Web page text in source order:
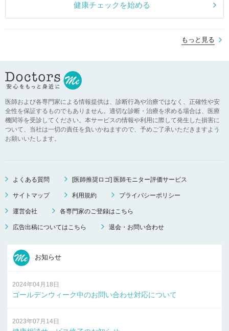
健康チェックを始める
もっと見る
医師および各専門家による情報提供は、診断行為や治療ではなく、正確性や安
全性を保証するものでもありません。適切な診断・治療を求める場合は、医療
機関等を受診してください。本サービスの情報や利用に際して発生した損害に
ついて、当社は一切の責任を負いかねますので、予めご了承いただきますよう
お願いいたします。
よくある質問 [医師推奨ロゴ] 医師モニター評価サービス
サイトマップ 利用規約 プライバシーポリシー
運営会社 各専門家のご登録はこちら
広告出稿についてはこちら 退会・お問い合わせ
お知らせ
2024年04月18日
ゴールデンウィーク中のお問い合わせ対応について
2023年07月14日